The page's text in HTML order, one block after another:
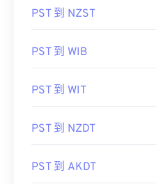
PST 到 NZST
PST 到 WIB
PST 到 WIT
PST 到 NZDT
PST 到 AKDT